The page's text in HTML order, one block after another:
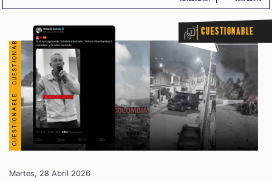
Cuestionable
Martes, 28 Abril 2026